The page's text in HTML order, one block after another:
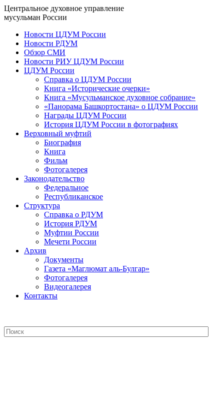
Центральное духовное управление
мусульман России
Новости ЦДУМ России
Новости РДУМ
Обзор СМИ
Новости РИУ ЦДУМ России
ЦДУМ России
Справка о ЦДУМ России
Книга «Исторические очерки»
Книга «Мусульманское духовное собрание»
«Панорама Башкортостана» о ЦДУМ России
Награды ЦДУМ России
История ЦДУМ России в фотографиях
Верховный муфтий
Биография
Книга
Фильм
Фотогалерея
Законодательство
Федеральное
Республиканское
Структура
Справка о РДУМ
История РДУМ
Муфтии России
Мечети России
Архив
Документы
Газета «Маглюмат аль-Булгар»
Фотогалерея
Видеогалерея
Контакты